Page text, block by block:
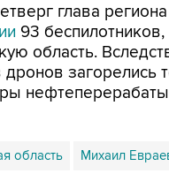
глава
93
область.
загорелись
область Михаил